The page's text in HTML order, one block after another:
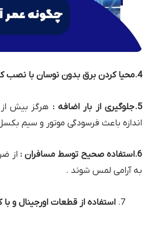
4.محیا کردن برق بدون نوسان با نصب کنترل فاز و برق اضطراری و محافظ الکتریکی
5.جلوگیری از بار اضافه :
هرگز بیش
اندازه باعث فرسودگی موتور و سیم
6.استفاده صحیح توسط مسافران :
از
به آرامی لمس شوند .
استفاده از قطعات اورجینال و